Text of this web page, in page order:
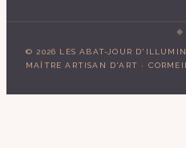
© 2026 LES ABAT-JOUR
MAÎTRE ARTISAN D'ART ·